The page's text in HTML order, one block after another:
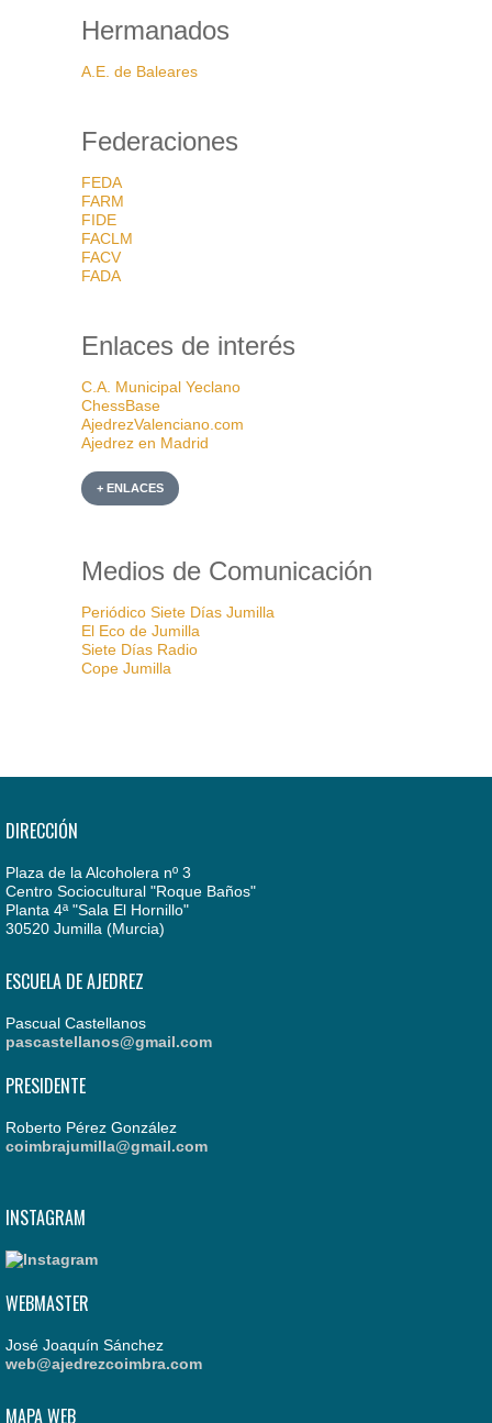
Hermanados
A.E. de Baleares
Federaciones
FEDA
FARM
FIDE
FACLM
FACV
FADA
Enlaces de interés
C.A. Municipal Yeclano
ChessBase
AjedrezValenciano.com
Ajedrez en Madrid
+ ENLACES
Medios de Comunicación
Periódico Siete Días Jumilla
El Eco de Jumilla
Siete Días Radio
Cope Jumilla
DIRECCIÓN
Plaza de la Alcoholera nº 3
Centro Sociocultural "Roque Baños"
Planta 4ª "Sala El Hornillo"
30520 Jumilla (Murcia)
ESCUELA DE AJEDREZ
Pascual Castellanos
pascastellanos@gmail.com
PRESIDENTE
Roberto Pérez González
coimbrajumilla@gmail.com
INSTAGRAM
WEBMASTER
José Joaquín Sánchez
web@ajedrezcoimbra.com
MAPA WEB